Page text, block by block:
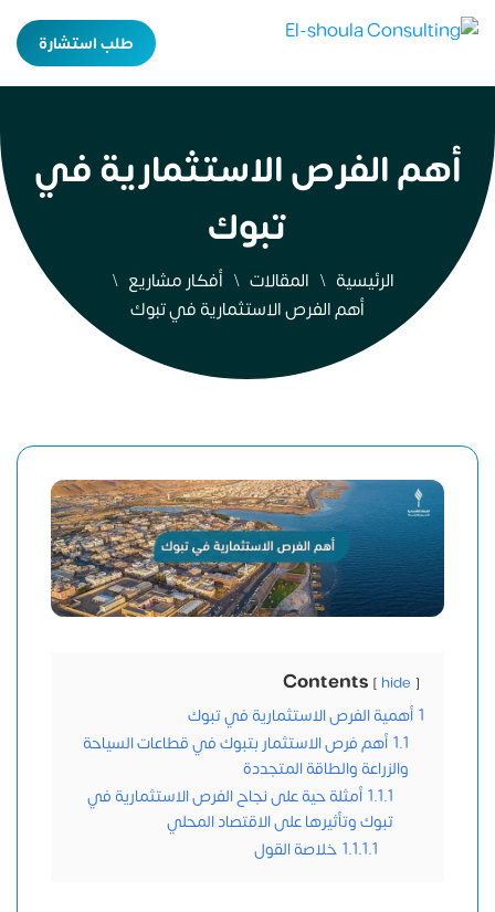
طلب استشارة
أهم الفرص الاستثمارية في
تبوك
الرئيسية المقالات
أفكار مشاريع
أهم الفرص الاستثمارية في تبوك
Contents hide
1 أهمية الفرص الاستثمارية في تبوك
1.1 أهم فرص الاستثمار بتبوك في قطاعات السياحة
والزراعة والطاقة المتجددة
1.1.1 أمثلة حية على نجاح الفرص الاستثمارية في
تبوك وتأثيرها على الاقتصاد المحلي
1.1.1.1 خلاصة القول